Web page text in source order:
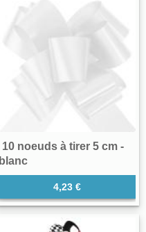
10 noeuds à tirer 5 cm -
blanc
4,23 €